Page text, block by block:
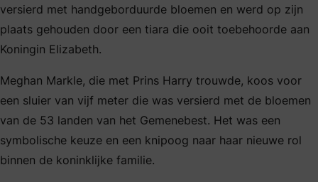
versierd met handgeborduurde bloemen en werd op zijn
plaats gehouden door een tiara die ooit toebehoorde aan
Koningin Elizabeth.
Meghan Markle, die met Prins Harry trouwde, koos voor
een sluier van vijf meter die was versierd met de bloemen
van de 53 landen van het Gemenebest. Het was een
symbolische keuze en een knipoog naar haar nieuwe rol
binnen de koninklijke familie.